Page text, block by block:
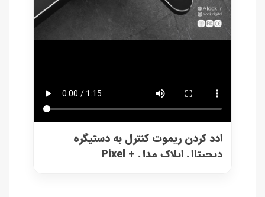
ادد کردن ریموت کنترل به دستیگره
دیجیتال ایلاک مدل + Pixel